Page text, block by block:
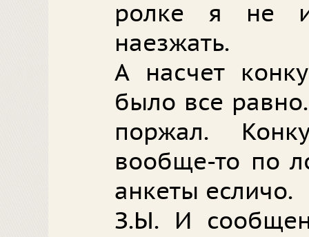
ролке я не
наезжать.
А насчет
было все
поржал.
вообще-то по
анкеты есличо.
З.Ы. И